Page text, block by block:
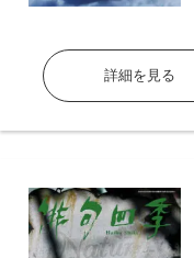
詳細を見る